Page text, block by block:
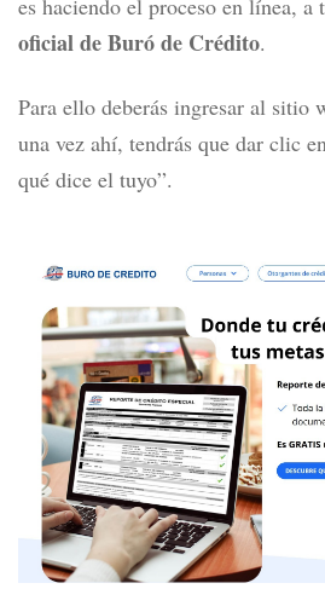
es haciendo el proceso en línea, a
oficial de Buró de Crédito.
Para ello deberás ingresar al sitio
una vez ahí, tendrás que dar clic
qué dice el tuyo”.